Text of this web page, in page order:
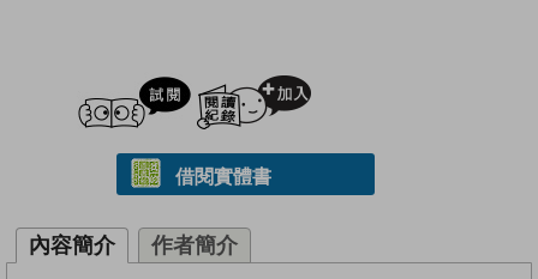
試閲
借閱實體書
內容簡介 作者簡介